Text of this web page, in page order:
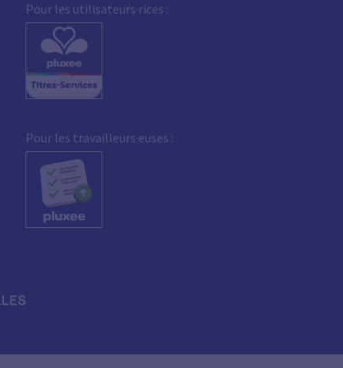
Pour les utilisateurs·rices :
Pour les travailleurs·euses :